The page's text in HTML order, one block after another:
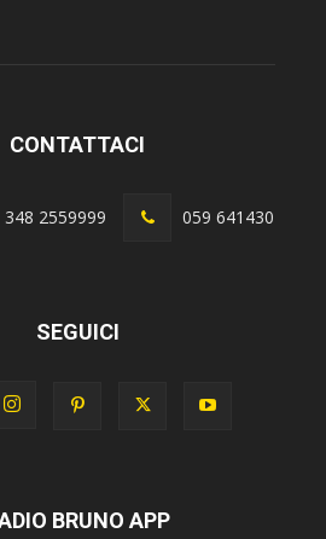
CONTATTACI
348 2559999 059 641430
SEGUICI
BRUNO APP